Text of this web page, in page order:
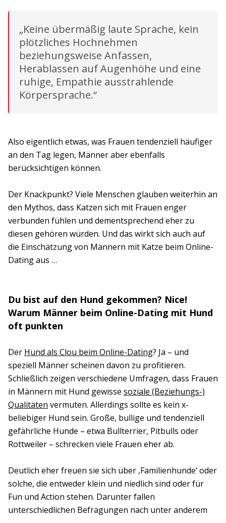
„Keine übermäßig laute Sprache, kein
plötzliches Hochnehmen
beziehungsweise Anfassen,
Herablassen auf Augenhöhe und eine
ruhige, Empathie ausstrahlende
Körpersprache.“
Also eigentlich etwas, was Frauen tendenziell häufiger
an den Tag legen, Männer aber ebenfalls
berücksichtigen können.
Der Knackpunkt? Viele Menschen glauben weiterhin an
den Mythos, dass Katzen sich mit Frauen enger
verbunden fühlen und dementsprechend eher zu
diesen gehören würden. Und das wirkt sich auch auf
die Einschätzung von Männern mit Katze beim Online-
Dating aus …
Du bist auf den Hund gekommen? Nice!
Warum Männer beim Online-Dating mit Hund
oft punkten
Der Hund als Clou beim Online-Dating? Ja – und
speziell Männer scheinen davon zu profitieren.
Schließlich zeigen verschiedene Umfragen, dass Frauen
in Männern mit Hund gewisse soziale (Beziehungs-)
Qualitäten vermuten. Allerdings sollte es kein x-
beliebiger Hund sein. Große, bullige und tendenziell
gefährliche Hunde – etwa Bullterrier, Pitbulls oder
Rottweiler – schrecken viele Frauen eher ab.
Deutlich eher freuen sie sich über ‚Familienhunde‘ oder
solche, die entweder klein und niedlich sind oder für
Fun und Action stehen. Darunter fallen
unterschiedlichen Befragungen nach unter anderem